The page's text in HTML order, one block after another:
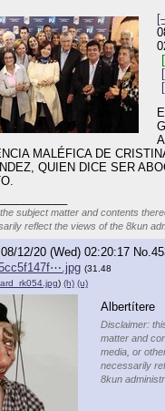
EL
MALÉFICA DE
QUIEN DICE SER
subject matter and contents
reflect the views of the 8kun
08/12/20 (Wed) 02:20:17 No.
(31.48
) (h) (u)
Albertítere
Disclaimer:
matter and
media, or
necessarily
8kun